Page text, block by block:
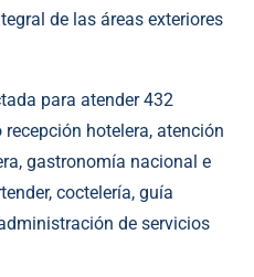
de las áreas exteriores
para atender 432
hotelera, atención
gastronomía nacional e
coctelería, guía
de servicios